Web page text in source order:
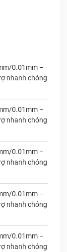
0.01mm –
nhanh chóng
0.01mm –
nhanh chóng
0.01mm –
nhanh chóng
0.01mm –
nhanh chóng
0.01mm –
nhanh chóng